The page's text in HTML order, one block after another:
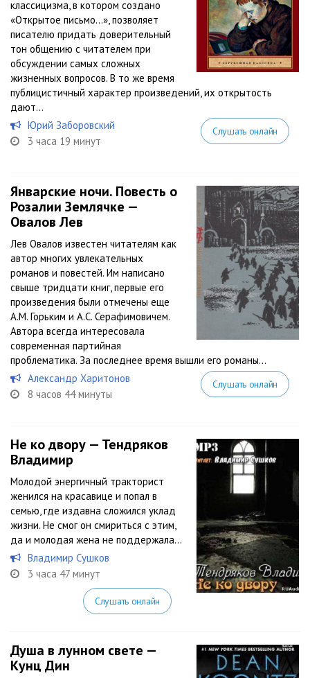
классицизма, в котором создано
«Открытое письмо...», позволяет
писателю придать доверительный
тон общению с читателем при
обсуждении самых сложных
жизненных вопросов. В то же время
публицистичный характер произведений, их открытость
дают...
Юрий Заборовский
3 часа 19 минут
Слушать онлайн
Январские ночи. Повесть о
Розалии Землячке —
Овалов Лев
Лев Овалов известен читателям как
автор многих увлекательных
романов и повестей. Им написано
свыше тридцати книг, первые его
произведения были отмечены еще
А.М. Горьким и А.С. Серафимовичем.
Автора всегда интересовала
современная партийная
проблематика. За последнее время вышли его романы...
Александр Харитонов
8 часов 44 минуты
Слушать онлайн
Не ко двору — Тендряков
Владимир
Молодой энергичный тракторист
женился на красавице и попал в
семью, где издавна сложился уклад
жизни. Не смог он смириться с этим,
да и молодая жена не поддержала…
Владимир Сушков
3 часа 47 минут
Слушать онлайн
Душа в лунном свете —
Кунц Дин